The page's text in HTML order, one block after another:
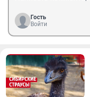
Гость
Войти